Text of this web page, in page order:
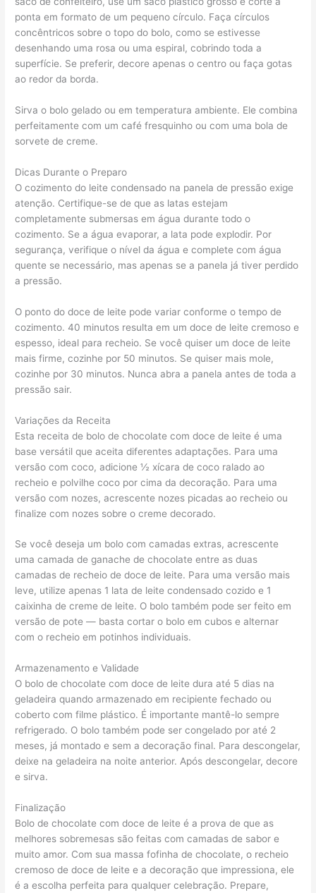
ponta em formato de um pequeno círculo. Faça círculos
concêntricos sobre o topo do bolo, como se estivesse
desenhando uma rosa ou uma espiral, cobrindo toda a
superfície. Se preferir, decore apenas o centro ou faça gotas
ao redor da borda.
Sirva o bolo gelado ou em temperatura ambiente. Ele combina
perfeitamente com um café fresquinho ou com uma bola de
sorvete de creme.
Dicas Durante o Preparo
O cozimento do leite condensado na panela de pressão exige
atenção. Certifique-se de que as latas estejam
completamente submersas em água durante todo o
cozimento. Se a água evaporar, a lata pode explodir. Por
segurança, verifique o nível da água e complete com água
quente se necessário, mas apenas se a panela já tiver perdido
a pressão.
O ponto do doce de leite pode variar conforme o tempo de
cozimento. 40 minutos resulta em um doce de leite cremoso e
espesso, ideal para recheio. Se você quiser um doce de leite
mais firme, cozinhe por 50 minutos. Se quiser mais mole,
cozinhe por 30 minutos. Nunca abra a panela antes de toda a
pressão sair.
Variações da Receita
Esta receita de bolo de chocolate com doce de leite é uma
base versátil que aceita diferentes adaptações. Para uma
versão com coco, adicione ½ xícara de coco ralado ao
recheio e polvilhe coco por cima da decoração. Para uma
versão com nozes, acrescente nozes picadas ao recheio ou
finalize com nozes sobre o creme decorado.
Se você deseja um bolo com camadas extras, acrescente
uma camada de ganache de chocolate entre as duas
camadas de recheio de doce de leite. Para uma versão mais
leve, utilize apenas 1 lata de leite condensado cozido e 1
caixinha de creme de leite. O bolo também pode ser feito em
versão de pote — basta cortar o bolo em cubos e alternar
com o recheio em potinhos individuais.
Armazenamento e Validade
O bolo de chocolate com doce de leite dura até 5 dias na
geladeira quando armazenado em recipiente fechado ou
coberto com filme plástico. É importante mantê-lo sempre
refrigerado. O bolo também pode ser congelado por até 2
meses, já montado e sem a decoração final. Para descongelar,
deixe na geladeira na noite anterior. Após descongelar, decore
e sirva.
Finalização
Bolo de chocolate com doce de leite é a prova de que as
melhores sobremesas são feitas com camadas de sabor e
muito amor. Com sua massa fofinha de chocolate, o recheio
cremoso de doce de leite e a decoração que impressiona, ele
é a escolha perfeita para qualquer celebração. Prepare,